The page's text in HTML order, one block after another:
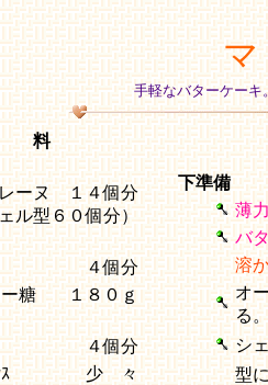
マ
手軽なバターケーキ
料
ーヌ １４個分
ル型６０個分）
４個分
糖
１８０ｇ
４個分
少 々
下準備
薄
バ
溶
オ
る
シ
型